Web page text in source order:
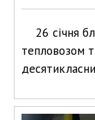
26 січня
тепловозом